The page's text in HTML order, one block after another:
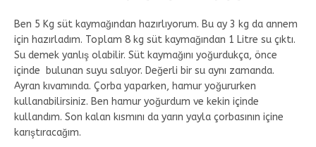
Ben 5 Kg süt kaymağından hazırlıyorum. Bu ay 3 kg da annem
için hazırladım. Toplam 8 kg süt kaymağından 1 Litre su çıktı.
Su demek yanlış olabilir. Süt kaymağını yoğurdukça, önce
içinde bulunan suyu salıyor. Değerli bir su aynı zamanda.
Ayran kıvamında. Çorba yaparken, hamur yoğururken
kullanabilirsiniz. Ben hamur yoğurdum ve kekin içinde
kullandım. Son kalan kısmını da yarın yayla çorbasının içine
karıştıracağım.